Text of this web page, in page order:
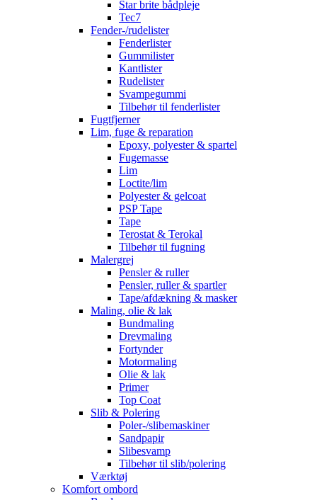
Star brite bådpleje
Tec7
Fender-/rudelister
Fenderlister
Gummilister
Kantlister
Rudelister
Svampegummi
Tilbehør til fenderlister
Fugtfjerner
Lim, fuge & reparation
Epoxy, polyester & spartel
Fugemasse
Lim
Loctite/lim
Polyester & gelcoat
PSP Tape
Tape
Terostat & Terokal
Tilbehør til fugning
Malergrej
Pensler & ruller
Pensler, ruller & spartler
Tape/afdækning & masker
Maling, olie & lak
Bundmaling
Drevmaling
Fortynder
Motormaling
Olie & lak
Primer
Top Coat
Slib & Polering
Poler-/slibemaskiner
Sandpapir
Slibesvamp
Tilbehør til slib/polering
Værktøj
Komfort ombord